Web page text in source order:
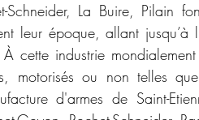
Schneider, La Buire, Pilain
leur époque, allant jusqu’à
cette industrie
motorisés ou non telles
d'armes de Saint-